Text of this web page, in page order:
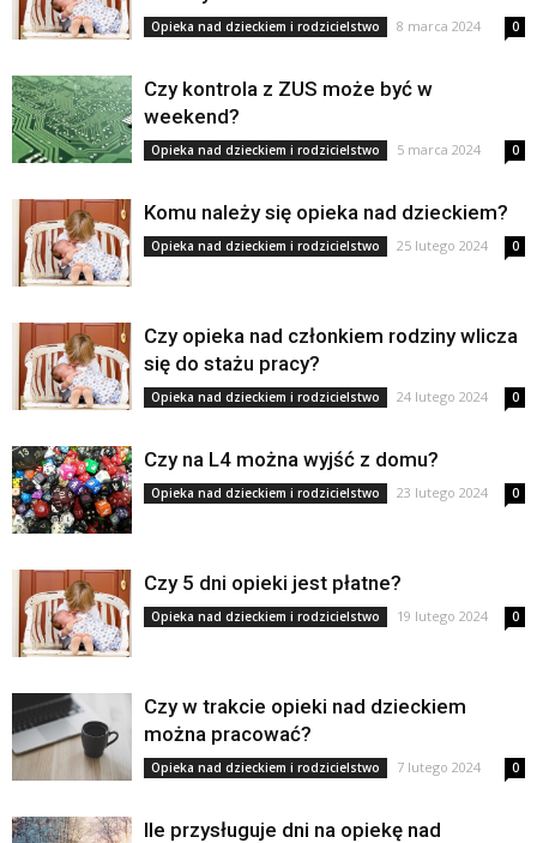
Opieka nad dzieckiem i rodzicielstwo 8 marca 2024 0
Czy kontrola z ZUS może być w
weekend?
Opieka nad dzieckiem i rodzicielstwo 5 marca 2024 0
Komu należy się opieka nad dzieckiem?
Opieka nad dzieckiem i rodzicielstwo 25 lutego 2024 0
Czy opieka nad członkiem rodziny wlicza
się do stażu pracy?
Opieka nad dzieckiem i rodzicielstwo 24 lutego 2024 0
Czy na L4 można wyjść z domu?
Opieka nad dzieckiem i rodzicielstwo 23 lutego 2024 0
Czy 5 dni opieki jest płatne?
Opieka nad dzieckiem i rodzicielstwo 19 lutego 2024 0
Czy w trakcie opieki nad dzieckiem
można pracować?
Opieka nad dzieckiem i rodzicielstwo 7 lutego 2024 0
Ile przysługuje dni na opiekę nad